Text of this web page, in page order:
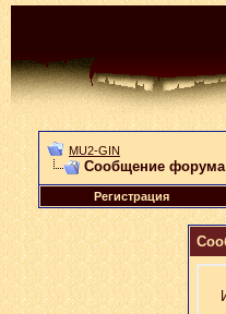
MU2-GIN
Сообщение форума
Регистрация